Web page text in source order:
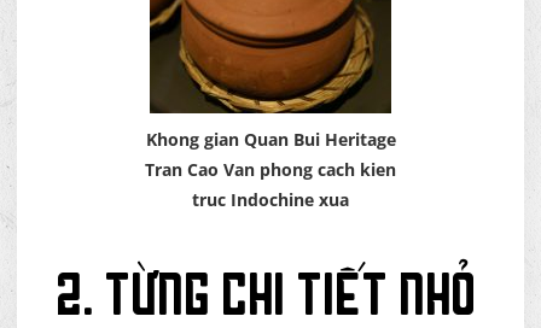
Khong gian Quan Bui Heritage
Tran Cao Van phong cach kien
truc Indochine xua
2. Từng chi tiết nhỏ